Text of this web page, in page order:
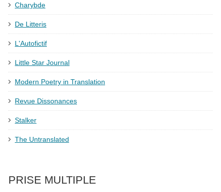
Charybde
De Litteris
L'Autofictif
Little Star Journal
Modern Poetry in Translation
Revue Dissonances
Stalker
The Untranslated
PRISE MULTIPLE